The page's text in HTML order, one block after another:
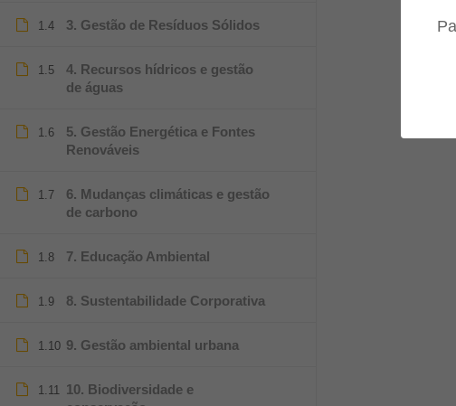
1.4 3. Gestão de Resíduos Sólidos
1.5
4. Recursos hídricos e gestão
de águas
1.6
5. Gestão Energética e Fontes
Renováveis
1.7
6. Mudanças climáticas e gestão
de carbono
1.8 7. Educação Ambiental
1.9 8. Sustentabilidade Corporativa
1.10 9. Gestão ambiental urbana
1.11 10. Biodiversidade e